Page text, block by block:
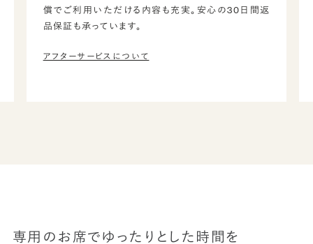
償でご利用いただける内容も充実。安心の30日間返
品保証も承っています。
アフターサービスについて
専用のお席でゆったりとした時間を